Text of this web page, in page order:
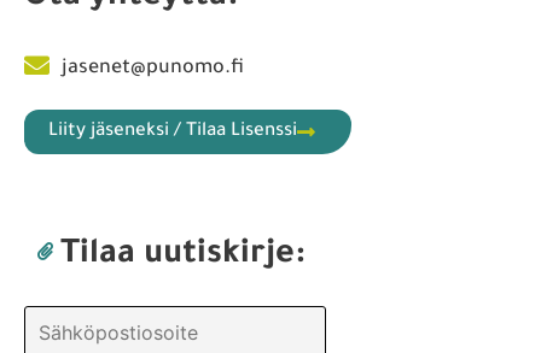
jasenet@punomo.fi
Liity jäseneksi / Tilaa Lisenssi
Tilaa uutiskirje: